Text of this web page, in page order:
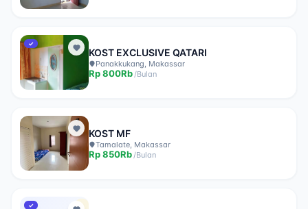
✓
KOST EXCLUSIVE QATARI
Panakkukang, Makassar
Rp800Rb/Bulan
KOST MF
Tamalate, Makassar
Rp850Rb/Bulan
✓